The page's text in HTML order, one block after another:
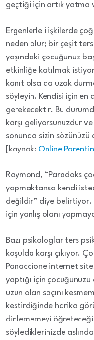
geçtiği için artık yatma
Ergenlerle ilişkilerde
neden olur; bir çeşit
yaşındaki çocuğunuz
etkinliğe katılmak
kanıt olsa da uzak
söyleyin. Kendisi için en
gerekecektir. Bu
karşı geliyorsunuzdur
sonunda sizin
[kaynak: Online
Raymond, “Paradoks
yapmaktansa kendi
değildir” diye belirtiyor.
için yanlış olanı
Bazı psikologlar ters
koşulda karşı çıkıyor.
Panaccione internet
yaptığı için
uzun olan saçını
kestirdiğinde harika
dinlememeyi
söylediklerinizde